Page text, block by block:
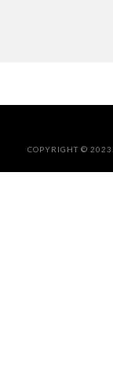
COPYRIGHT ©